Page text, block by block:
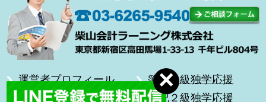
運営者プロフィール
合格体験記
簿記１級独学応援
簿記２級独学応援